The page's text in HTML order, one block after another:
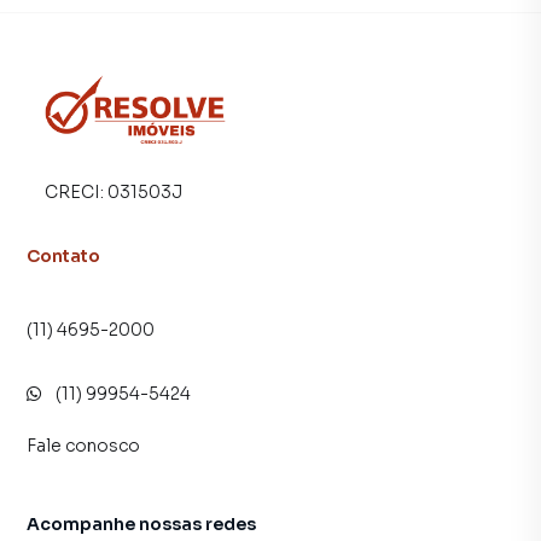
inquilinos.
CRECI: 031503J
Contato
(11) 4695-2000
(11) 99954-5424
Fale conosco
Acompanhe nossas redes